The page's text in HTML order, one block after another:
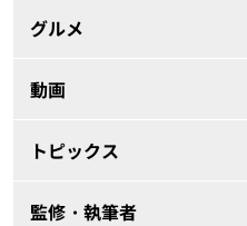
グルメ
動画
トピックス
監修・執筆者